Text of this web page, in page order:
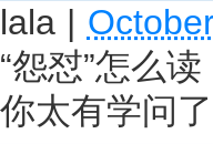
lala |
“怨怼”怎么读
你太有学问了